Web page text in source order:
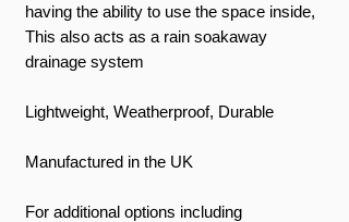
having the ability to use the space inside,
This also acts as a rain soakaway
drainage system
Lightweight, Weatherproof, Durable
Manufactured in the UK
For additional options including